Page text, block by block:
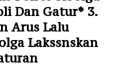
Dan Gatur* 3.
Arus Lalu
Lakssnskan